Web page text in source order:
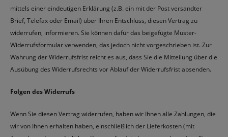
mittels einer eindeutigen Erklärung (z.B. ein mit der Post versandter
Brief, Telefax oder Email) über Ihren Entschluss, diesen Vertrag zu
widerrufen, informieren. Sie können dafür das beigefügte Muster-
Widerrufsformular verwenden, das jedoch nicht vorgeschrieben ist. Zur
Wahrung der Widerrufsfrist reicht es aus, dass Sie die Mitteilung über die
Ausübung des Widerrufsrechts vor Ablauf der Widerrufsfrist absenden.
Folgen des Widerrufs
Wenn Sie diesen Vertrag widerrufen, haben wir Ihnen alle Zahlungen, die
wir von Ihnen erhalten haben, einschließlich der Lieferkosten (mit